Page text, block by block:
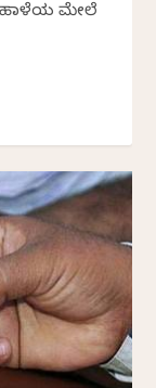
ಹಾಳೆಯ ಮೇಲೆ